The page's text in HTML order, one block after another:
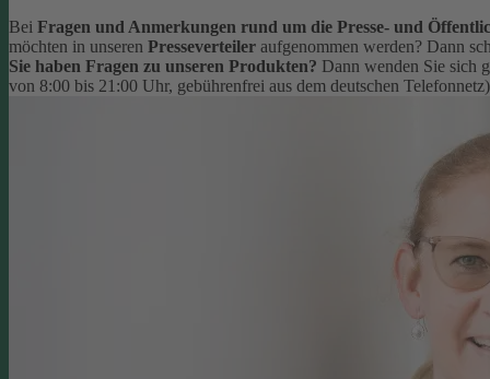
Bei Fragen und Anmerkungen rund um die Presse- und
möchten in unseren Presseverteiler aufgenommen werden? Dann
Sie haben Fragen zu unseren Produkten? Dann wenden Sie sich
von 8:00 bis 21:00 Uhr, gebührenfrei aus dem deutschen